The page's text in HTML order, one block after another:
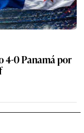
4-0 Panamá por